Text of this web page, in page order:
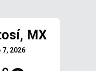
MX
2026